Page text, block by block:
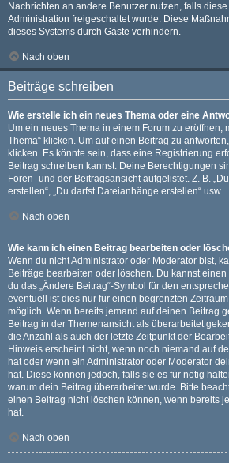
Nachrichten an andere Benutzer nutzen, falls
Administration freigeschaltet wurde. Diese
dieses Systems durch Gäste verhindern.
Nach oben
Beiträge schreiben
Wie erstelle ich ein neues Thema oder eine
Um ein neues Thema in einem Forum zu eröffnen,
Thema“ klicken. Um auf einen Beitrag zu
klicken. Es könnte sein, dass eine Registrierung
Beitrag schreiben kannst. Deine Berechtigungen
Foren- und der Beitragsansicht aufgelistet. Z. B.
erstellen“, „Du darfst Dateianhänge erstellen“ usw.
Nach oben
Wie kann ich einen Beitrag bearbeiten oder
Wenn du nicht Administrator oder Moderator bist,
Beiträge bearbeiten oder löschen. Du kannst
du das „Ändere Beitrag“-Symbol für den
eventuell ist dies nur für einen begrenzten
möglich. Wenn bereits jemand auf deinen Beitrag
Beitrag in der Themenansicht als überarbeitet
die Anzahl als auch der letzte Zeitpunkt der
Hinweis erscheint nicht, wenn noch niemand auf
hat oder wenn ein Administrator oder Moderator
hat. Diese können jedoch, falls sie es für nötig
warum dein Beitrag überarbeitet wurde. Bitte
einen Beitrag nicht löschen können, wenn bereits
hat.
Nach oben